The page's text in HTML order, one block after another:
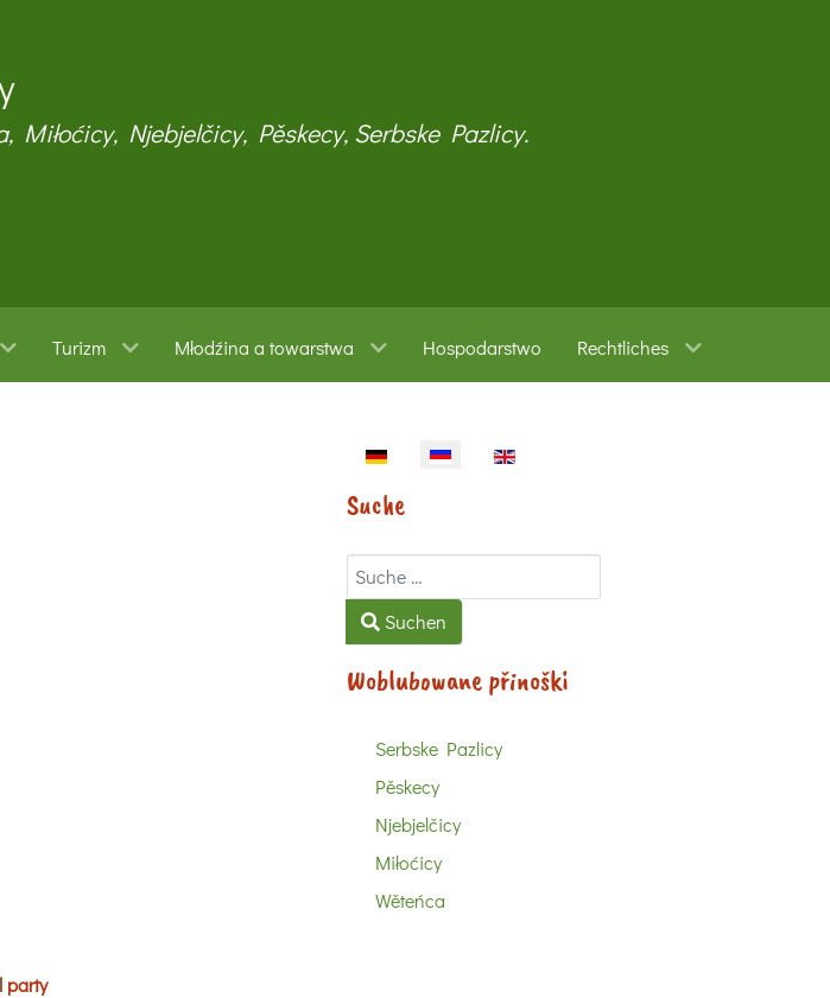
Miłoćicy, Njebjelčicy, Pěskecy, Serbske Pazlicy.
Turizm Młodźina a towarstwa Hospodarstwo Rechtliches
party
Sprache auswählen
Suche
Suchen
Suchen
Woblubowane přinoški
Serbske Pazlicy
Pěskecy
Njebjelčicy
Miłoćicy
Wěteńca